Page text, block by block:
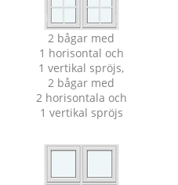
2 bågar med
1 horisontal och
1 vertikal spröjs,
2 bågar med
2 horisontala och
1 vertikal spröjs